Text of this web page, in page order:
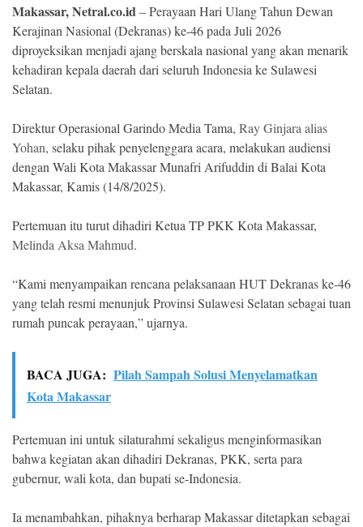
©
Copyright
2026
NETRAL
Right
Reserved
Makassar, Netral.co.id– Perayaan Hari Ulang Tahun Dewan
Kerajinan Nasional (Dekranas) ke-46 pada Juli 2026
diproyeksikan menjadi ajang berskala nasional yang akan menarik
kehadiran kepala daerah dari seluruh Indonesia ke Sulawesi
Selatan.
Direktur Operasional Garindo Media Tama, Ray Ginjara alias
Yohan, selaku pihak penyelenggara acara, melakukan audiensi
dengan Wali Kota Makassar Munafri Arifuddin di Balai Kota
Makassar, Kamis (14/8/2025).
Pertemuan itu turut dihadiri Ketua TP PKK Kota Makassar,
Melinda Aksa Mahmud.
“Kami menyampaikan rencana pelaksanaan HUT Dekranas ke-46
yang telah resmi menunjuk Provinsi Sulawesi Selatan sebagai tuan
rumah puncak perayaan,” ujarnya.
BACA JUGA: Pilah Sampah Solusi Menyelamatkan
Kota Makassar
Pertemuan ini untuk silaturahmi sekaligus menginformasikan
bahwa kegiatan akan dihadiri Dekranas, PKK, serta para
gubernur, wali kota, dan bupati se-Indonesia.
Ia menambahkan, pihaknya berharap Makassar ditetapkan sebagai